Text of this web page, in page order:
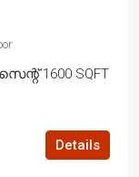
1600 SQFT
Details